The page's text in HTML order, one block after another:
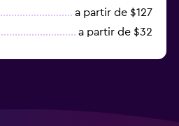
a partir de $127
a partir de $32